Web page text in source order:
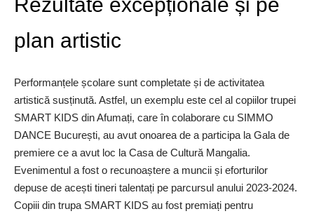
plan artistic
Performanțele școlare sunt completate și de activitatea
artistică susținută. Astfel, un exemplu este cel al copiilor trupei
SMART KIDS din Afumați, care în colaborare cu SIMMO
DANCE București, au avut onoarea de a participa la Gala de
premiere ce a avut loc la Casa de Cultură Mangalia.
Evenimentul a fost o recunoaștere a muncii și eforturilor
depuse de acești tineri talentați pe parcursul anului 2023-2024.
Copiii din trupa SMART KIDS au fost premiați pentru